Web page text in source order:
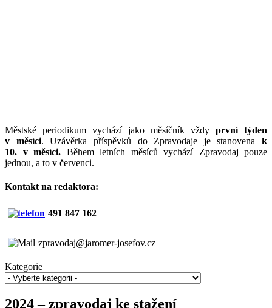
Městské periodikum vychází jako měsíčník vždy první týden
v měsíci. Uzávěrka příspěvků do Zpravodaje je stanovena k
10. v měsíci. Během letních měsíců vychází Zpravodaj pouze
jednou, a to v červenci.
Kontakt na redaktora:
491 847 162
zpravodaj@jaromer-josefov.cz
Kategorie
2024 – zpravodaj ke stažení